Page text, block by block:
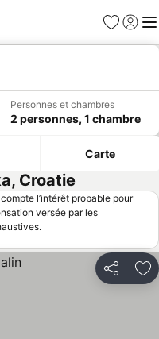
Favoris
Se
Personnes et chambres
2 personnes, 1 chambre
Carte
Croatie
l’intérêt probable pour
versée par les
Partager